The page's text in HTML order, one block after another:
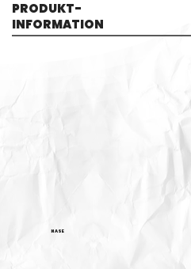
NASE
PRODUKT-
INFORMATION